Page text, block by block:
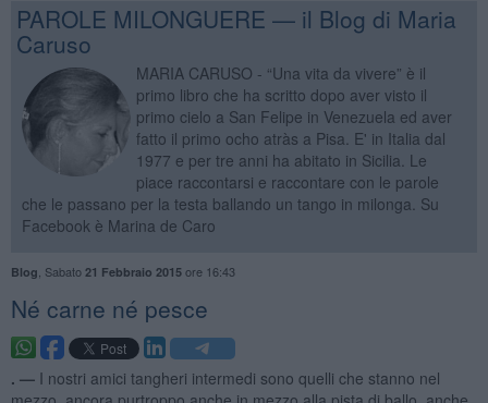
PAROLE MILONGUERE — il Blog di Maria
Caruso
MARIA CARUSO - “Una vita da vivere” è il
primo libro che ha scritto dopo aver visto il
primo cielo a San Felipe in Venezuela ed aver
fatto il primo ocho atràs a Pisa. E' in Italia dal
1977 e per tre anni ha abitato in Sicilia. Le
piace raccontarsi e raccontare con le parole
che le passano per la testa ballando un tango in milonga. Su
Facebook è Marina de Caro
Blog Sabato 21 Febbraio 2015ore 16:43
​Né carne né pesce
. — I nostri amici tangheri intermedi sono quelli che stanno nel